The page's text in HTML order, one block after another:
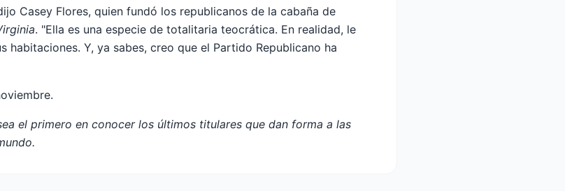
Casey Flores, quien fundó los republicanos de la cabaña de
. "Ella es una especie de totalitaria teocrática. En realidad, le
habitaciones. Y, ya sabes, creo que el Partido Republicano ha
el primero en conocer los últimos titulares que dan forma a las